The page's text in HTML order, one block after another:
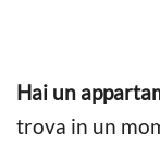
Hai un
trova in un